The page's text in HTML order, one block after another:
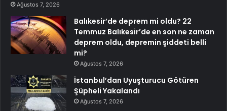
Ağustos 7, 2026
Balıkesir’de deprem mi oldu? 22
Temmuz Balıkesir’de en son ne zaman
deprem oldu, depremin şiddeti belli
mi?
Ağustos 7, 2026
İstanbul’dan Uyuşturucu Götüren
Şüpheli Yakalandı
Ağustos 7, 2026